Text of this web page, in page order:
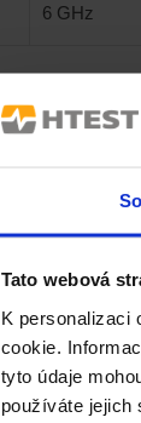
Tato webová
K personalizaci
cookie.
tyto údaje
používáte jejich
6 GHz
dekódování až 4
eye
jednotlivé
100/